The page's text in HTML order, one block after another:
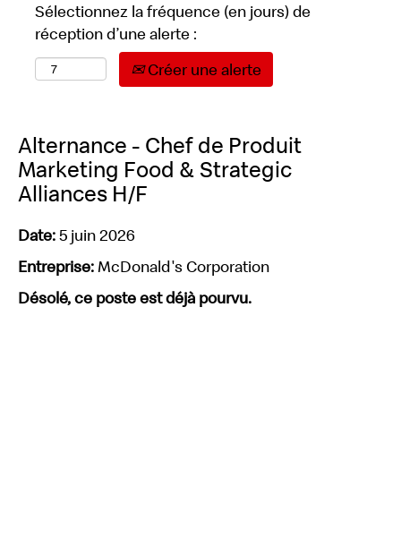
Sélectionnez la fréquence (en jours) de
réception d’une alerte :
Créer une alerte
Alternance - Chef de Produit
Marketing Food & Strategic
Alliances H/F
Date:5 juin 2026
Entreprise:McDonald's Corporation
Désolé, ce poste est déjà pourvu.